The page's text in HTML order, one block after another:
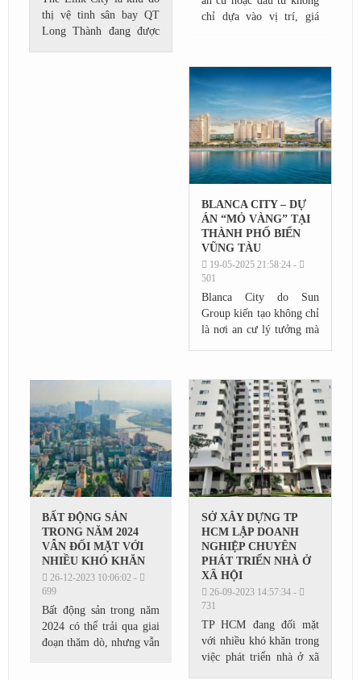
thị vệ tinh sân bay QT
Long Thành đang được
chỉ dựa vào vị trí, giá
vào diện tích và số
lượng...
BLANCA CITY – DỰ
ÁN “MỎ VÀNG” TẠI
THÀNH PHỐ BIỂN
VŨNG TÀU
19-05-2025 21:58:24 -
501
Blanca City do Sun
Group kiến tạo không chỉ
là nơi an cư lý tưởng mà
năng sinh lời bền vững,
lâu dài.
BẤT ĐỘNG SẢN
TRONG NĂM 2024
VẪN ĐỐI MẶT VỚI
NHIỀU KHÓ KHĂN
26-12-2023 10:06:02 -
699
Bất động sản trong năm
2024 có thể trải qua giai
đoạn thăm dò, nhưng vẫn
SỞ XÂY DỰNG TP
HCM LẬP DOANH
NGHIỆP CHUYÊN
PHÁT TRIỂN NHÀ Ở
XÃ HỘI
26-09-2023 14:57:34 -
731
TP HCM đang đối mặt
với nhiều khó khăn trong
việc phát triển nhà ở xã